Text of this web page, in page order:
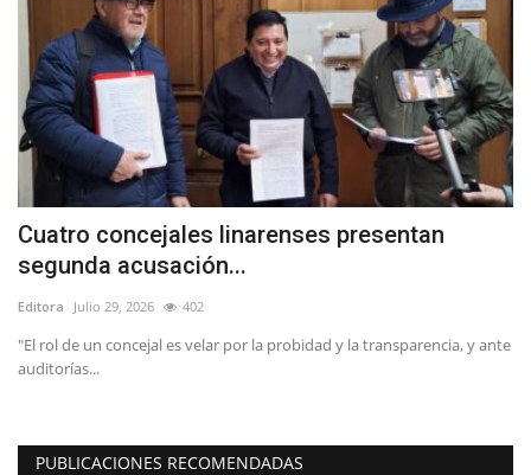
Cuatro concejales linarenses presentan
segunda acusación...
Editora Julio 29, 2026 402
"El rol de un concejal es velar por la probidad y la transparencia, y ante
auditorías...
PUBLICACIONES RECOMENDADAS